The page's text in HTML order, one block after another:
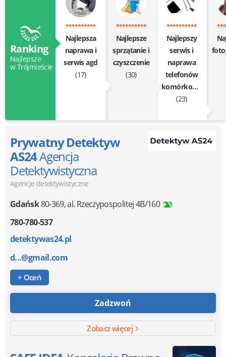
Ranking
Najlepsze
w Trójmieście
Najlepsza
naprawa i
serwis agd
(17)
Najlepsze
sprzątanie i
czyszczenie
(30)
Najlepszy
serwis i
naprawa
telefonów
komórkowych
(23)
Prywatny Detektyw
AS24Agencja
Detektywistyczna
Agencje detektywistyczne
Gdańsk80-369,al. Rzeczypospolitej 4B/160
780-780-537
detektywas24.pl
d...@gmail.com
+ Oceń
Zadzwoń
Zobacz więcej